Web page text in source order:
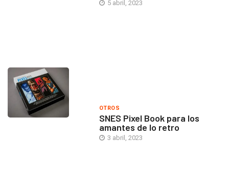
5 abril, 2023
OTROS
SNES Pixel Book para los
amantes de lo retro
3 abril, 2023